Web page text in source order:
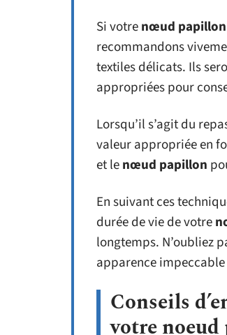
Si votrenœud papillon
recommandons
textiles délicats. Ils
appropriées pour
Lorsqu’il s’agit du
valeur appropriée en
et lenœud papillon
En suivant ces
durée de vie de votre
longtemps. N’oubliez
apparence
Conseils
votre